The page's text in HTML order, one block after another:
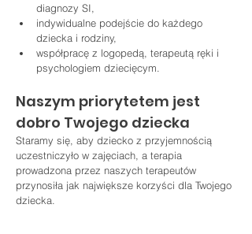
diagnozy SI,
indywidualne podejście do każdego
dziecka i rodziny,
współpracę z logopedą, terapeutą ręki i
psychologiem dziecięcym.
Naszym priorytetem jest
dobro Twojego dziecka
Staramy się, aby dziecko z przyjemnością
uczestniczyło w zajęciach, a terapia
prowadzona przez naszych terapeutów
przynosiła jak największe korzyści dla Twojego
dziecka.